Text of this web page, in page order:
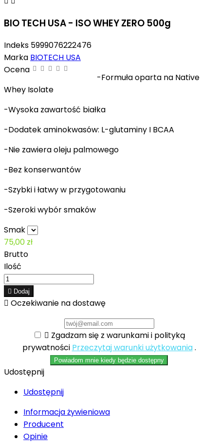
BIO TECH USA - ISO WHEY ZERO 500g
Indeks 5999076222476
Marka BIOTECH USA
Ocena
-Formuła oparta na Native
Whey Isolate
-Wysoka zawartość białka
-Dodatek aminokwasów: L-glutaminy I BCAA
-Nie zawiera oleju palmowego
-Bez konserwantów
-Szybki i łatwy w przygotowaniu
-Szeroki wybór smaków
Smak
75,00 zł
Brutto
Ilość
 Dodaj
 Oczekiwanie na dostawę
 Zgadzam się z warunkami i polityką
prywatności Przeczytaj warunki użytkowania.
Powiadom mnie kiedy będzie dostępny
Udostępnij
Udostępnij
Informacja żywieniowa
Producent
Opinie